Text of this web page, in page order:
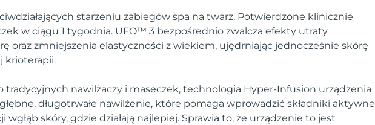
starzeniu zabiegów spa na twarz. Potwierdzone klinicznie
w ciągu 1 tygodnia. UFO™ 3 bezpośrednio zwalcza efekty utraty
oraz zmniejszenia elastyczności z wiekiem, ujędrniając jednocześnie skórę
krioterapii.
nawilżaczy i maseczek, technologia Hyper-Infusion urządzenia
długotrwałe nawilżenie, które pomaga wprowadzić składniki aktywne
skóry, gdzie działają najlepiej. Sprawia to, że urządzenie to jest